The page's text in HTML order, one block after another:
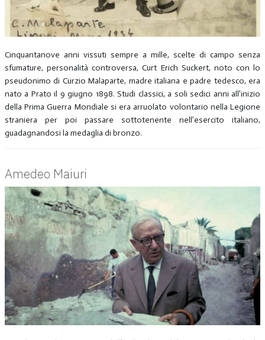
Cinquantanove anni vissuti sempre a mille, scelte di campo senza
sfumature, personalità controversa, Curt Erich Suckert, noto con lo
pseudonimo di Curzio Malaparte, madre italiana e padre tedesco, era
nato a Prato il 9 giugno 1898. Studi classici, a soli sedici anni all’inizio
della Prima Guerra Mondiale si era arruolato volontario nella Legione
straniera per poi passare sottotenente nell’esercito italiano,
guadagnandosi la medaglia di bronzo.
Amedeo Maiuri